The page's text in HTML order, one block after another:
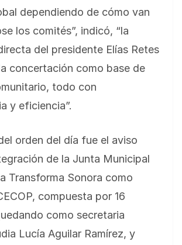
dependiendo de cómo van
los comités”, indicó, “la
del presidente Elías Retes
concertación como base de
todo con
y eficiencia”.
orden del día fue el aviso
de la Junta Municipal
Transforma Sonora como
compuesta por 16
como secretaria
Lucía Aguilar Ramírez, y